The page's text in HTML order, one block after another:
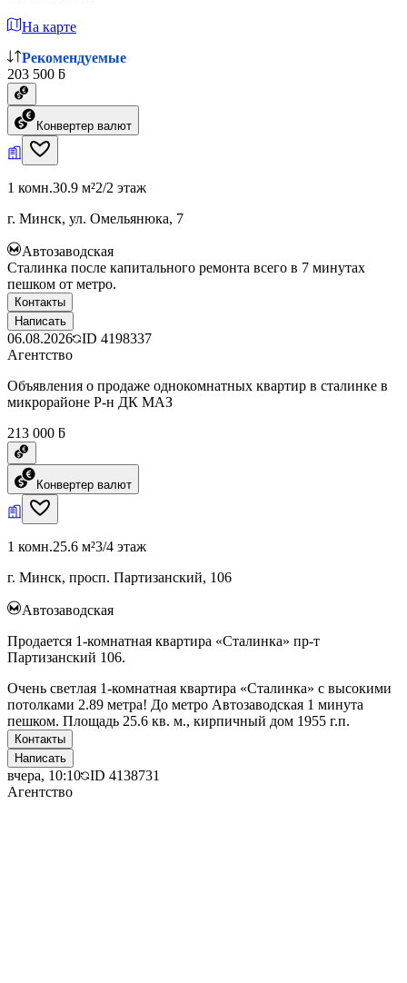
На карте
Рекомендуемые
203 500 ƃ
Конвертер валют
1 комн.30.9 м²2/2 этаж
г. Минск, ул. Омельянюка, 7
Автозаводская
Сталинка после капитального ремонта всего в 7 минутах
пешком от метро.
Контакты
Написать
06.08.2026 ID 4198337
Агентство
Объявления о продаже однокомнатных квартир в сталинке в
микрорайоне Р-н ДК МАЗ
213 000 ƃ
Конвертер валют
1 комн.25.6 м²3/4 этаж
г. Минск, просп. Партизанский, 106
Автозаводская
Продается 1-комнатная квартира «Сталинка» пр-т
Партизанский 106.
Очень светлая 1-комнатная квартира «Сталинка» с высокими
потолками 2.89 метра! До метро Автозаводская 1 минута
пешком. Площадь 25.6 кв. м., кирпичный дом 1955 г.п.
Контакты
Написать
вчера, 10:10 ID 4138731
Агентство